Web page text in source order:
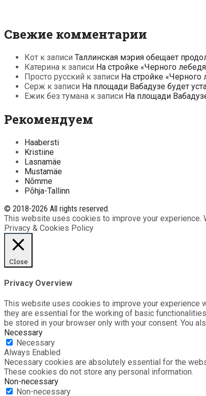
Свежие комментарии
Кот к записи Таллинская мэрия обещает
Катерина к записи На стройке «Черного
Просто русский к записи На стройке «Черного
Серж к записи На площади Вабадузе будет
Ежик без тумана к записи На площади
Рекомендуем
Haabersti
Kristiine
Lasnamäe
Mustamäe
Nõmme
Põhja-Tallinn
© 2018-2026 All rights reserved.
This website uses cookies to improve your experience.
Privacy & Cookies Policy
Close
Privacy Overview
This website uses cookies to improve your experience
they are essential for the working of basic
be stored in your browser only with your consent. You
Necessary
Necessary
Always Enabled
Necessary cookies are absolutely essential for the
These cookies do not store any personal information.
Non-necessary
Non-necessary